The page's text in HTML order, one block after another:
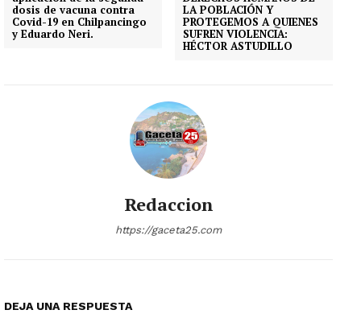
dosis de vacuna contra
Covid-19 en Chilpancingo
y Eduardo Neri.
LA POBLACIÓN Y
PROTEGEMOS A QUIENES
SUFREN VIOLENCIA:
HÉCTOR ASTUDILLO
Redaccion
https://gaceta25.com
DEJA UNA RESPUESTA